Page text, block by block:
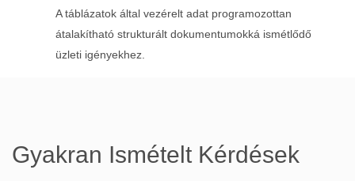
A táblázatok által vezérelt adat programozottan
átalakítható strukturált dokumentumokká ismétlődő
üzleti igényekhez.
Gyakran Ismételt Kérdések